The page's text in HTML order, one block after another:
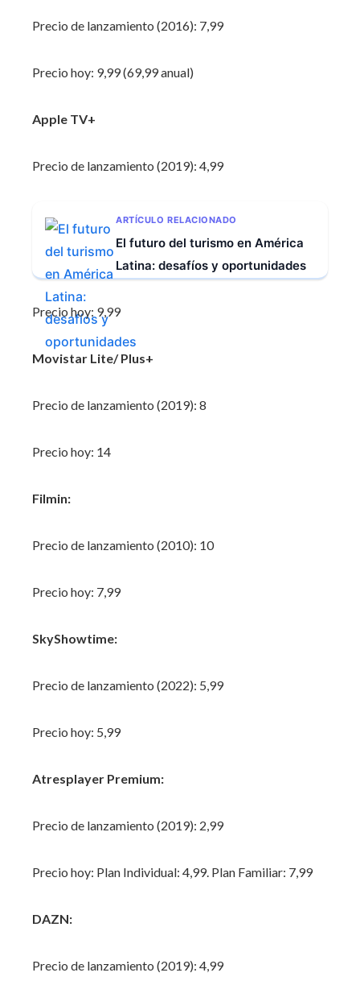
Precio de lanzamiento (2016): 7,99
Precio hoy: 9,99 (69,99 anual)‌
Apple TV+
Precio de lanzamiento (2019): 4,99
ARTÍCULO RELACIONADO
El futuro del turismo en América
Latina: desafíos y oportunidades
Precio hoy: 9,99‌
Movistar Lite/ Plus+
Precio de lanzamiento (2019): 8
Precio hoy: 14‌
Filmin:
Precio de lanzamiento (2010): 10
Precio hoy: 7,99‌
SkyShowtime:
Precio de lanzamiento (2022): 5,99
Precio hoy: 5,99‌
Atresplayer Premium:
Precio de lanzamiento (2019): 2,99
Precio hoy: Plan Individual: 4,99. Plan Familiar: 7,99
DAZN:
Precio de lanzamiento (2019): 4,99